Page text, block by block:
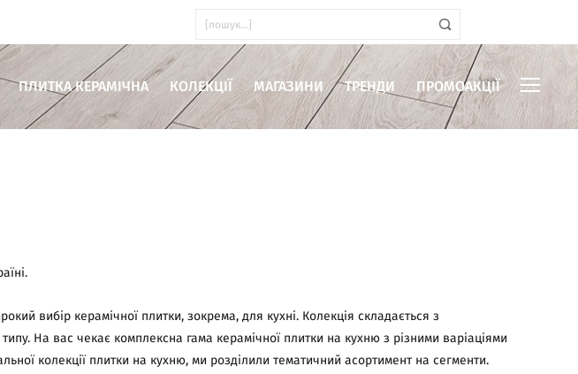
ПЛИТКА КЕРАМІЧНА КОЛЕКЦІЇ МАГАЗИНИ ТРЕНДИ ПРОМОАКЦІЇ
вибір керамічної плитки, зокрема, для кухні. Колекція складається з
На вас чекає комплексна гама керамічної плитки на кухню з різними варіаціями
колекції плитки на кухню, ми розділили тематичний асортимент на сегменти.